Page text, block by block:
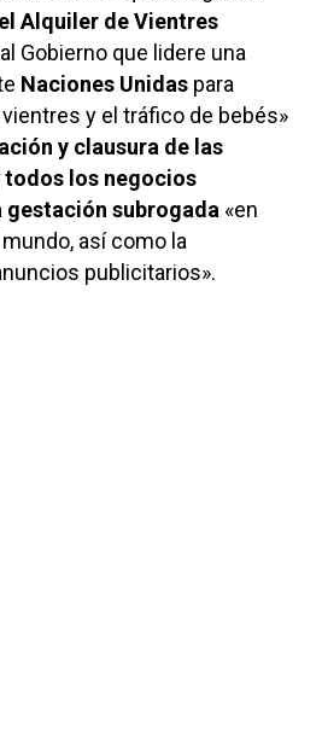
Alquiler de Vientres
Gobierno que lidere una
Naciones Unidas para
y el tráfico de bebés»
y clausura de las
todos los negocios
subrogada «en
así como la
publicitarios».